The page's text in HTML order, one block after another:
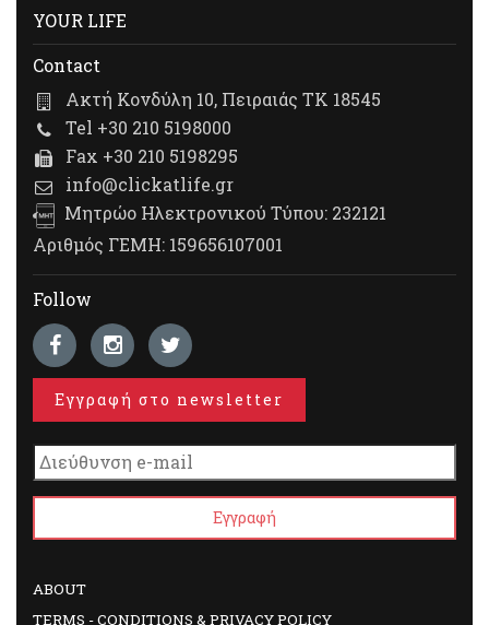
YOUR LIFE
Contact
Ακτή Κονδύλη 10, Πειραιάς ΤΚ 18545
Tel +30 210 5198000
Fax +30 210 5198295
info@clickatlife.gr
Μητρώο Ηλεκτρονικού Τύπου: 232121
Αριθμός ΓΕΜΗ: 159656107001
Follow
Εγγραφή στο newsletter
ABOUT
TERMS - CONDITIONS & PRIVACY POLICY